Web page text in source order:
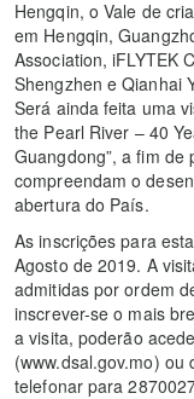
Hengqin, o Vale de
em Hengqin,
Association, iFLYTEK
Shengzhen e Qianhai
Será ainda feita uma
the Pearl River – 40
Guangdong”, a fim de
compreendam o
abertura do País.
As inscrições para
Agosto de 2019. A
admitidas por ordem
inscrever-se o mais
a visita, poderão
(www.dsal.gov.mo) ou
telefonar para